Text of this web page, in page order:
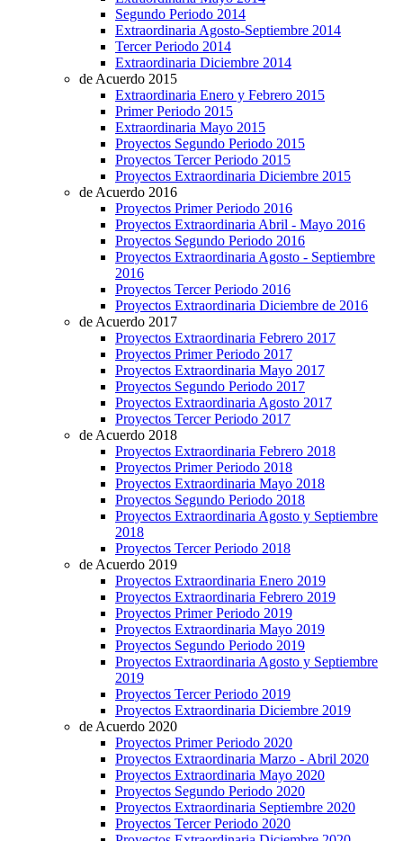
Segundo Periodo 2014
Extraordinaria Agosto-Septiembre 2014
Tercer Periodo 2014
Extraordinaria Diciembre 2014
de Acuerdo 2015
Extraordinaria Enero y Febrero 2015
Primer Periodo 2015
Extraordinaria Mayo 2015
Proyectos Segundo Periodo 2015
Proyectos Tercer Periodo 2015
Proyectos Extraordinaria Diciembre 2015
de Acuerdo 2016
Proyectos Primer Periodo 2016
Proyectos Extraordinaria Abril - Mayo 2016
Proyectos Segundo Periodo 2016
Proyectos Extraordinaria Agosto - Septiembre
2016
Proyectos Tercer Periodo 2016
Proyectos Extraordinaria Diciembre de 2016
de Acuerdo 2017
Proyectos Extraordinaria Febrero 2017
Proyectos Primer Periodo 2017
Proyectos Extraordinaria Mayo 2017
Proyectos Segundo Periodo 2017
Proyectos Extraordinaria Agosto 2017
Proyectos Tercer Periodo 2017
de Acuerdo 2018
Proyectos Extraordinaria Febrero 2018
Proyectos Primer Periodo 2018
Proyectos Extraordinaria Mayo 2018
Proyectos Segundo Periodo 2018
Proyectos Extraordinaria Agosto y Septiembre
2018
Proyectos Tercer Periodo 2018
de Acuerdo 2019
Proyectos Extraordinaria Enero 2019
Proyectos Extraordinaria Febrero 2019
Proyectos Primer Periodo 2019
Proyectos Extraordinaria Mayo 2019
Proyectos Segundo Periodo 2019
Proyectos Extraordinaria Agosto y Septiembre
2019
Proyectos Tercer Periodo 2019
Proyectos Extraordinaria Diciembre 2019
de Acuerdo 2020
Proyectos Primer Periodo 2020
Proyectos Extraordinaria Marzo - Abril 2020
Proyectos Extraordinaria Mayo 2020
Proyectos Segundo Periodo 2020
Proyectos Extraordinaria Septiembre 2020
Proyectos Tercer Periodo 2020